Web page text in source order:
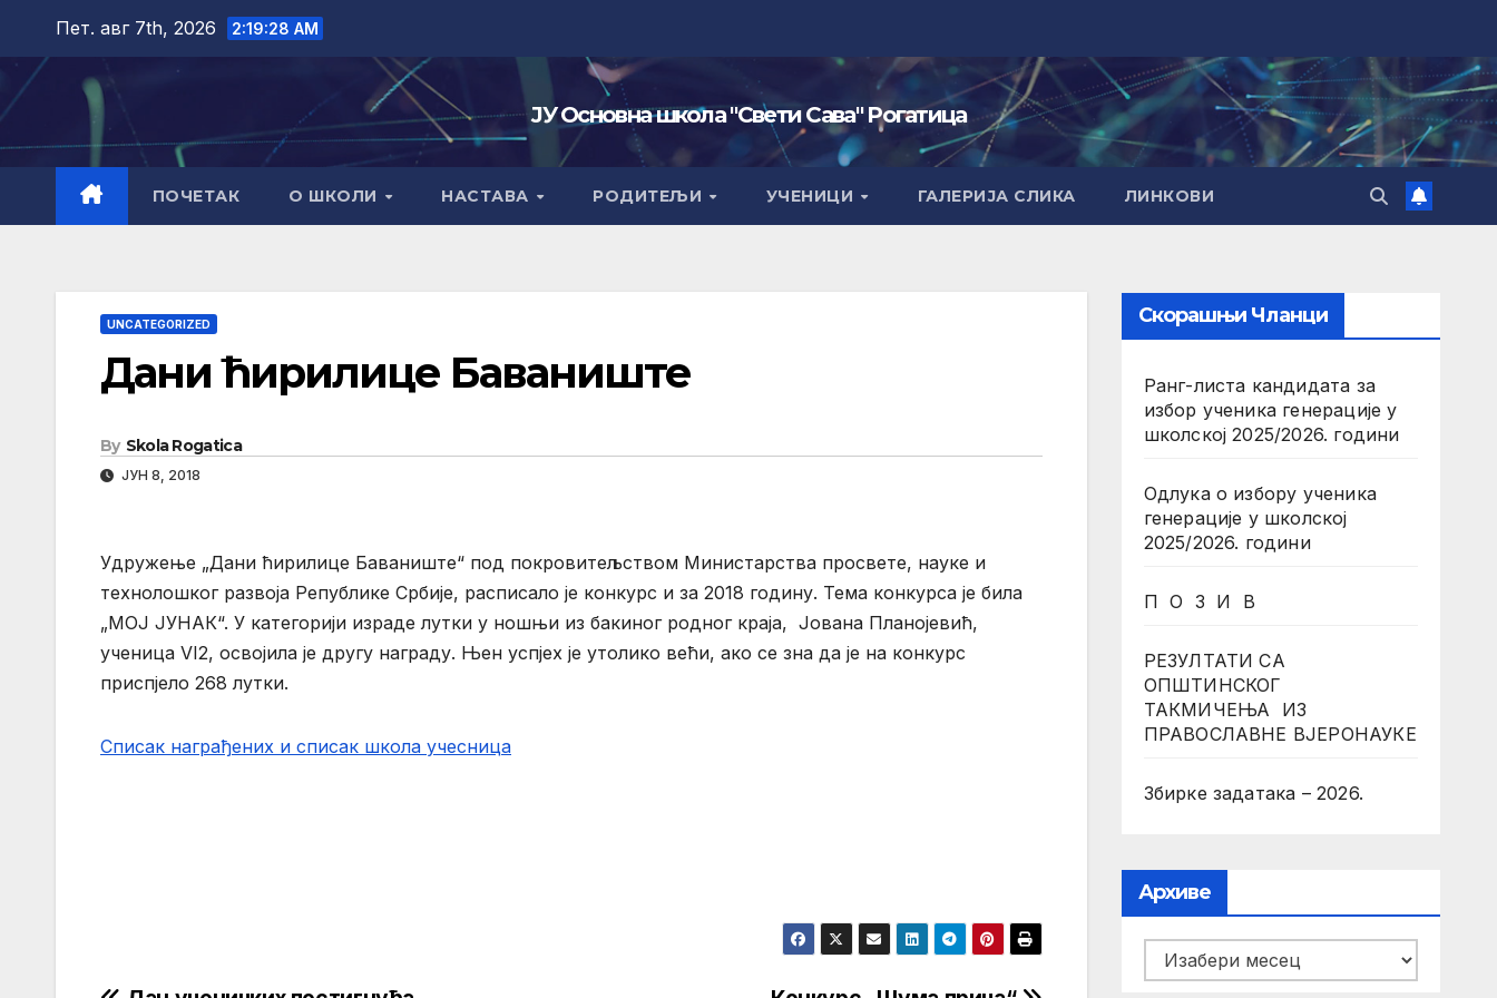
content
Пет. авг 7th, 2026 2:19:29 AM
ЈУ Основна школа "Свети Сава" Рогатица
ПОЧЕТАК О ШКОЛИ НАСТАВА РОДИТЕЉИ УЧЕНИЦИ ГАЛЕРИЈА СЛИКА ЛИНКОВИ
UNCATEGORIZED
Дани ћирилице Баваниште
By Skola Rogatica
ЈУН 8, 2018
Удружење „Дани ћирилице Баваниште“ под покровитељством Министарства просвете, науке и
технолошког развоја Републике Србије, расписало је конкурс и за 2018 годину. Тема конкурса је била
„МОЈ ЈУНАК“. У категорији израде лутки у ношњи из бакиног родног краја, Јована Планојевић,
ученица VI2, освојила је другу награду. Њен успјех је утолико већи, ако се зна да је на конкурс
приспјело 268 лутки.
Списак награђених и списак школа учесница
Скорашњи Чланци
Ранг-листа кандидата за
избор ученика генерације у
школској 2025/2026. години
Одлука о избору ученика
генерације у школској
2025/2026. години
П О З И В
РЕЗУЛТАТИ СА
ОПШТИНСКОГ
ТАКМИЧЕЊА ИЗ
ПРАВОСЛАВНЕ ВЈЕРОНАУКЕ
Збирке задатака – 2026.
Архиве
Архиве